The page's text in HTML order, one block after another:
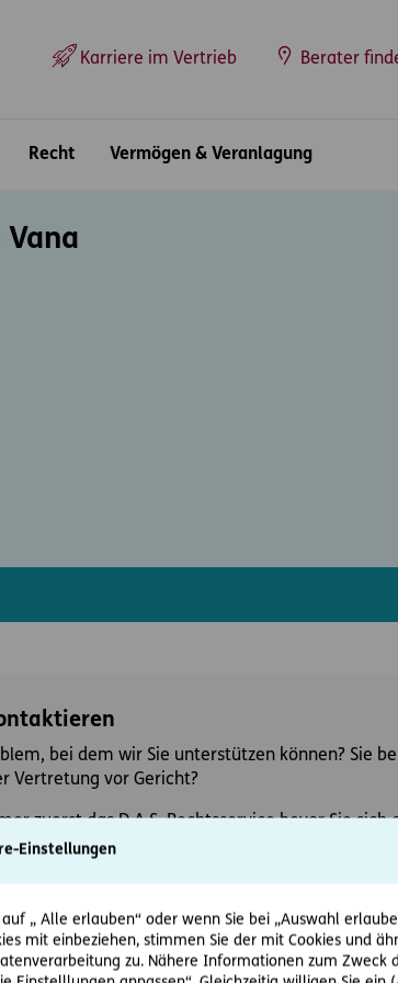
Einstellungen
„ Alle erlauben“ oder wenn Sie bei „Auswahl
mit einbeziehen, stimmen Sie der mit Cookies und
zu. Nähere Informationen zum Zweck
Karriere im Vertrieb Berater
Recht Vermögen & Veranlagung
bei dem wir Sie unterstützen können? Sie
Vertretung vor Gericht?
zuerst das D.A.S. Rechtsservice bevor Sie